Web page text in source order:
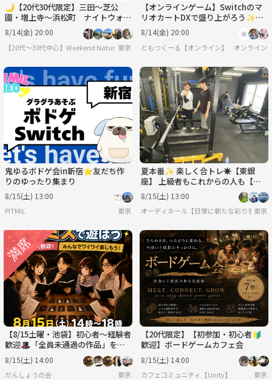
🌙【20代30代限定】三田〜芝公
園・増上寺〜浜松町 ナイトウォー
クを通して友達を作ろうの会🌙🌉
8/14(金) 20:00
【20代〜30代中心】Weekend Nature 東京
【オンラインゲーム】Switchのマ
リオカートDXで盛り上がろう✨
【🔰ゲーム初心者歓迎】
8/14(金) 20:00
ともつくーる【オンライン】 オンライン
鬼ゆるボドゲ会in新宿⭐友だち作
りのゆったり集まり
8/15(土) 13:00
PITMIL 東京
夏本番✨ 楽しく合トレ☀️【東銀
座】 上級者もこれからの人も【設
備◎2h】【＆少々ミット打ち🥊】
8/15(土) 13:00
オーディネール【日常に新たな彩りを/20
東京
【8/15土曜・池袋】初心者〜経験者
歓迎🎩「全員未通過の作品」をそ
の場で選んで遊ぶマダミス会【前日
ｷｬﾝｾﾙ返金OK】
8/15(土) 14:00
だんしょうの会 東京
【20代限定】【初参加・初心者🔰
歓迎】ボードゲームカフェ会
8/15(土) 14:00
カフェコミュニティ【Unity】 東京